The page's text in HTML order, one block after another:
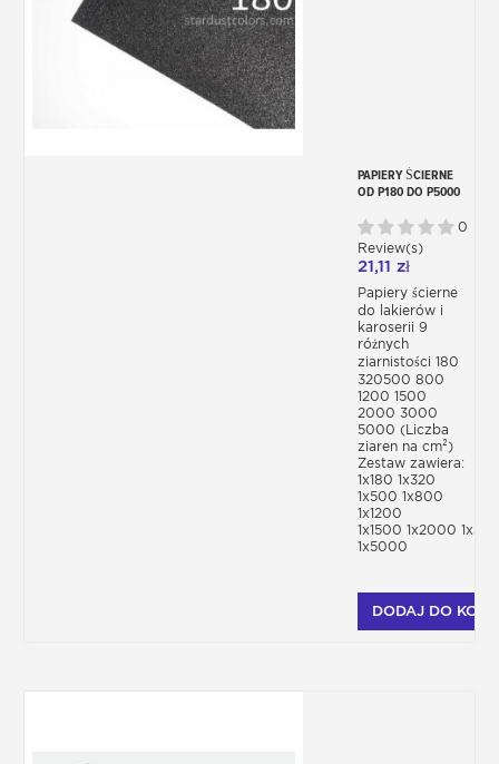
PAPIERY ŚCIERNE
OD P180 DO P5000
0
Review(s)
21,11 zł
Papiery ścierne
do lakierów i
karoserii 9
różnych
ziarnistości 180
320500 800
1200 1500
2000 3000
5000 (Liczba
ziaren na cm²)
Zestaw zawiera:
1x180 1x320
1x500 1x800
1x1200
1x1500 1x2000
1x5000
DODAJ DO